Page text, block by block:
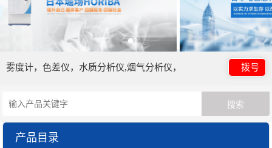
雾度计，色差仪，水质分析仪,烟气分析仪， 拨号
产品目录